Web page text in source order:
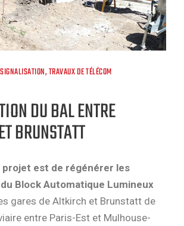
SIGNALISATION,TRAVAUX DE TÉLÉCOM
DU BAL ENTRE
BRUNSTATT
projet est de régénérer les
Block Automatique Lumineux
gares de Altkirch et Brunstatt de
entre Paris-Est et Mulhouse-